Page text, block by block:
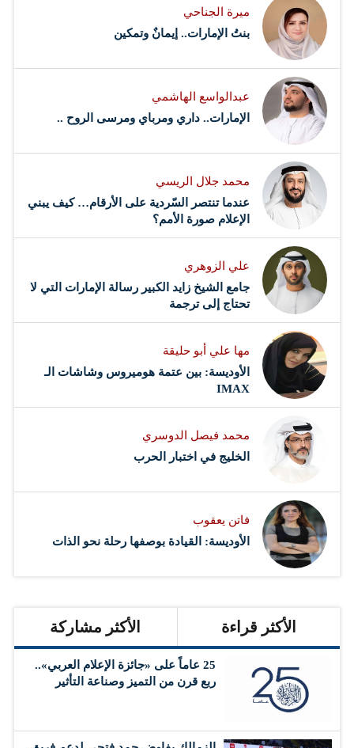
ميرة الجناحي
بنتُ الإمارات.. إيمانٌ وتمكين
عبدالواسع الهاشمي
الإمارات.. داري ومرباي ومرسى الروح ..
محمد جلال الريسي
عندما تنتصر السّردية على الأرقام… كيف يبني
الإعلام صورة الأمم؟
علي الزوهري
جامع الشيخ زايد الكبير رسالة الإمارات التي لا
تحتاج إلى ترجمة
مها علي أبو حليقة
الأوديسة: بين عتمة هوميروس وشاشات الـ
IMAX
محمد فيصل الدوسري ​
‏الخليج في اختبار الحرب
فاتن يعقوب
الأوديسة: القيادة بوصفها رحلة نحو الذات
الأكثر قراءة الأكثر مشاركة
25 عاماً على «جائزة الإعلام العربي»..
ربع قرن من التميز وصناعة التأثير